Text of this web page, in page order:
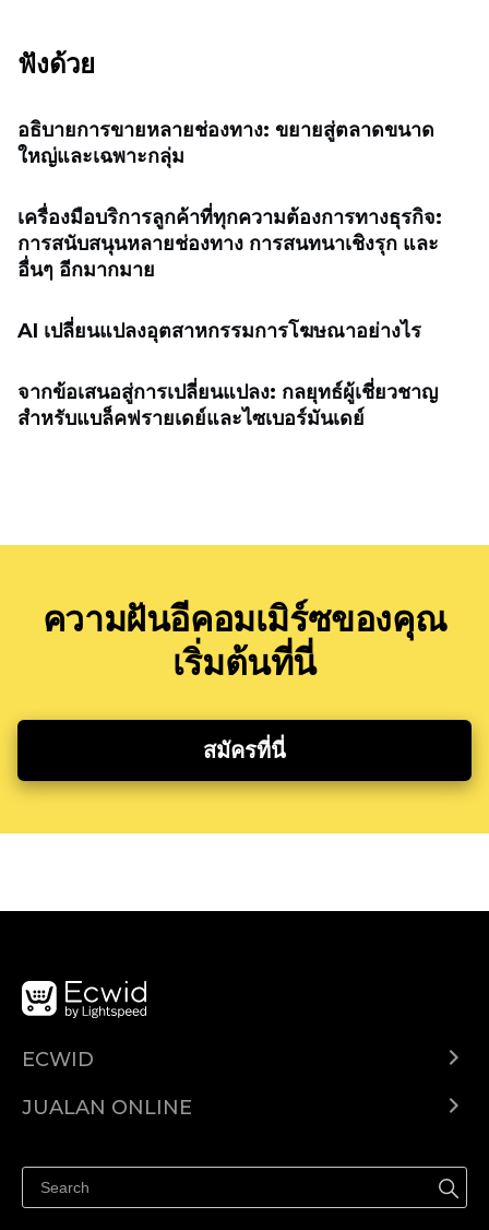
ฟังด้วย
อธิบายการขายหลายช่องทาง: ขยายสู่ตลาดขนาด
ใหญ่และเฉพาะกลุ่ม
เครื่องมือบริการลูกค้าที่ทุกความต้องการทางธุรกิจ:
การสนับสนุนหลายช่องทาง การสนทนาเชิงรุก และ
อื่นๆ อีกมากมาย
AI เปลี่ยนแปลงอุตสาหกรรมการโฆษณาอย่างไร
จากข้อเสนอสู่การเปลี่ยนแปลง: กลยุทธ์ผู้เชี่ยวชาญ
สำหรับแบล็คฟรายเดย์และไซเบอร์มันเดย์
ความฝันอีคอมเมิร์ซของคุณ
เริ่มต้นที่นี่
สมัครที่นี่
ECWID
Pusat Bantuan
JUALAN ONLINE
Jualan di Facebook